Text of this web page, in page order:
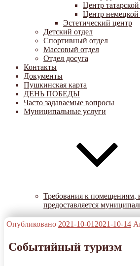
Центр
Центр
Эстетический центр
Детский отдел
Спортивный отдел
Массовый отдел
Отдел досуга
Контакты
Документы
Пушкинская карта
ДЕНЬ ПОБЕДЫ
Часто задаваемые вопросы
Муниципальные услуги
Требования к помещениям,
предоставляется
Опубликовано 2021-10-01 2021-10-14
Событийный туризм